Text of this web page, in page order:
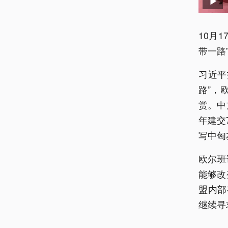
10月
带一
习近
路”，
赏。
年建
写中
欧尔
能够
盟内
继续